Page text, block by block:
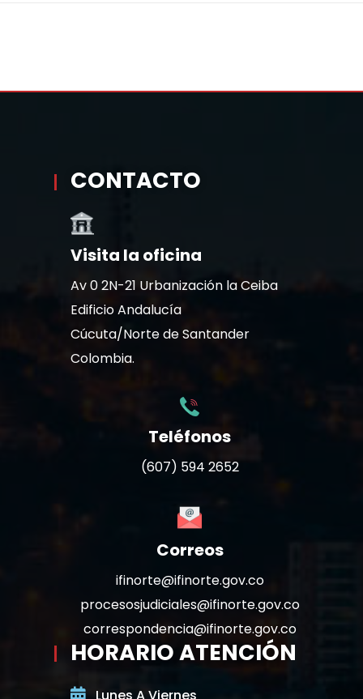
CONTACTO
Visita la oficina
Av 0 2N-21 Urbanización la Ceiba
Edificio Andalucía
Cúcuta/Norte de Santander
Colombia.
Teléfonos
(607) 594 2652
Correos
ifinorte@ifinorte.gov.co
procesosjudiciales@ifinorte.gov.co
correspondencia@ifinorte.gov.co
HORARIO ATENCIÓN
Lunes A Viernes